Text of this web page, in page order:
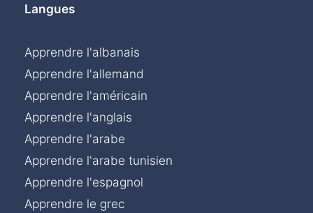
Langues
Apprendre l'albanais
Apprendre l'allemand
Apprendre l'américain
Apprendre l'anglais
Apprendre l'arabe
Apprendre l'arabe tunisien
Apprendre l'espagnol
Apprendre le grec